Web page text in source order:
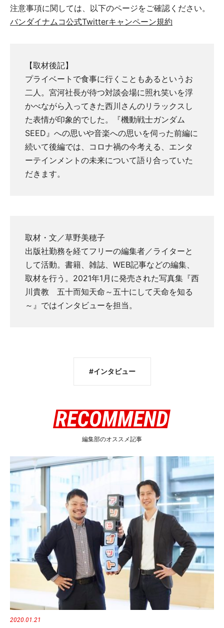
注意事項に関しては、以下のページをご確認ください。
バンダイナムコ公式Twitterキャンペーン規約
【取材後記】
プライベートで食事に行くこともあるというお
二人。宮河社長が待つ対談会場に照れ笑いを浮
かべながら入ってきた西川さんのリラックスし
た表情が印象的でした。『機動戦士ガンダム
SEED』への思いや音楽への思いを伺った前編に
続いて後編では、コロナ禍の今考える、エンタ
ーテインメントの未来について語り合っていた
だきます。
取材・文／草野美穂子
出版社勤務を経てフリーの編集者／ライターと
して活動。書籍、雑誌、WEB記事などの編集、
取材を行う。2021年1月に発売された写真集『西
川貴教 五十而知天命～五十にして天命を知る
～』ではインタビューを担当。
インタビュー
編集部のオススメ記事
2020.01.21